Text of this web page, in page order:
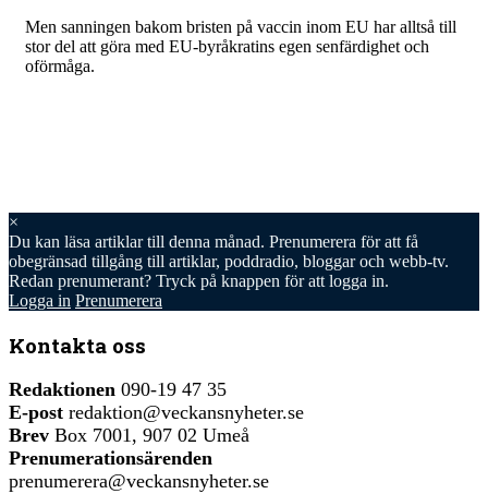
Men sanningen bakom bristen på vaccin inom EU har alltså till
stor del att göra med EU-byråkratins egen senfärdighet och
oförmåga.
×
Du kan läsa artiklar till denna månad. Prenumerera för att få
obegränsad tillgång till artiklar, poddradio, bloggar och webb-tv.
Redan prenumerant? Tryck på knappen för att logga in.
Logga in Prenumerera
Kontakta oss
Redaktionen 090-19 47 35
E-post redaktion@veckansnyheter.se
Brev Box 7001, 907 02 Umeå
Prenumerationsärenden
prenumerera@veckansnyheter.se